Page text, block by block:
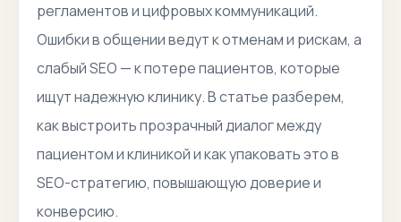
регламентов и цифровых коммуникаций.
Ошибки в общении ведут к отменам и рискам, а
слабый SEO — к потере пациентов, которые
ищут надежную клинику. В статье разберем,
как выстроить прозрачный диалог между
пациентом и клиникой и как упаковать это в
SEO-стратегию, повышающую доверие и
конверсию.